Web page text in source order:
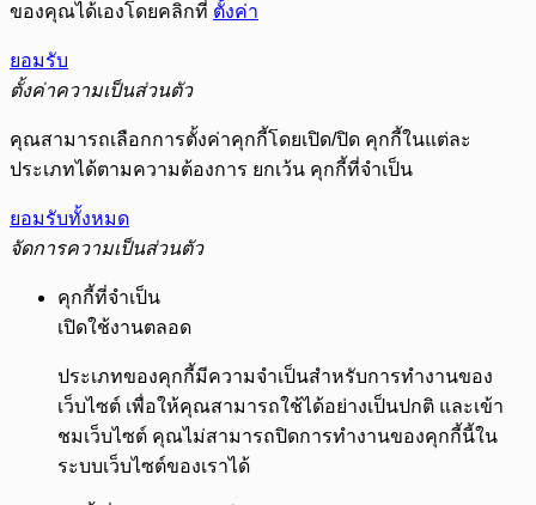
ของคุณได้เองโดยคลิกที่ ตั้งค่า
ยอมรับ
ตั้งค่าความเป็นส่วนตัว
คุณสามารถเลือกการตั้งค่าคุกกี้โดยเปิด/ปิด คุกกี้ในแต่ละ
ประเภทได้ตามความต้องการ ยกเว้น คุกกี้ที่จำเป็น
ยอมรับทั้งหมด
จัดการความเป็นส่วนตัว
คุกกี้ที่จำเป็น
เปิดใช้งานตลอด
ประเภทของคุกกี้มีความจำเป็นสำหรับการทำงานของ
เว็บไซต์ เพื่อให้คุณสามารถใช้ได้อย่างเป็นปกติ และเข้า
ชมเว็บไซต์ คุณไม่สามารถปิดการทำงานของคุกกี้นี้ใน
ระบบเว็บไซต์ของเราได้